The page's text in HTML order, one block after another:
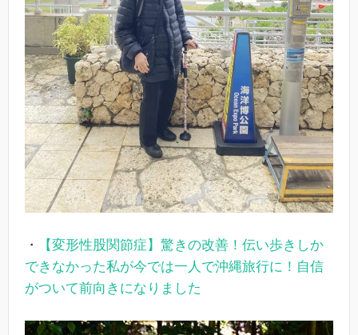
・
【変形性股関節症】驚きの改善！伝い歩きしか
できなかった私が今では一人で沖縄旅行に！自信
がついて前向きになりました